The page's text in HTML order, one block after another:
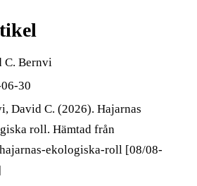
C. Bernvi
30
David C. (2026). Hajarnas
roll. Hämtad från
ekologiska-roll [08/08-